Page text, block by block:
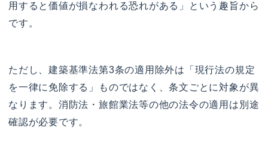
用すると価値が損なわれる恐れがある」という趣旨から
です。
ただし、建築基準法第3条の適用除外は「現行法の規定
を一律に免除する」ものではなく、条文ごとに対象が異
なります。消防法・旅館業法等の他の法令の適用は別途
確認が必要です。